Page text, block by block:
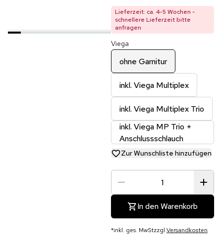
Lieferzeit: ca. 4-5 Wochen -
schnellere Lieferzeit bitte
anfragen
Viega
ohne Garnitur
inkl. Viega Multiplex
inkl. Viega Multiplex Trio
inkl. Viega MP Trio +
Anschlussschlauch
Zur Wunschliste hinzufügen
In den Warenkorb
*inkl. ges. MwStzzgl.Versandkosten